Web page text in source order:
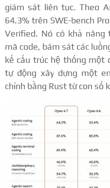
giám sát liên tục. Theo
64.3% trên SWE-bench
Verified. Nó có khả năng
mã code, bám sát các
kế cấu trúc hệ thống một
tự động xây dựng một
chỉnh bằng Rust từ con số